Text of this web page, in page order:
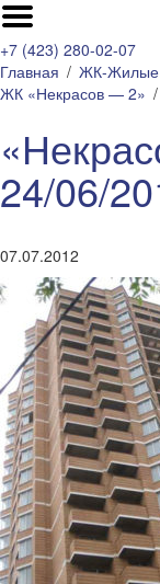
+7 (423) 280-02-07
Главная
ЖК-Жилые
ЖК «Некрасов — 2»
24/06/
07.07.2012